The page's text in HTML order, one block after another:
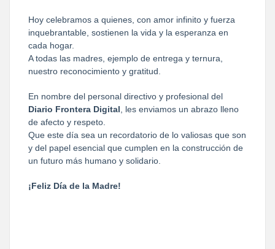
Hoy celebramos a quienes, con amor infinito y fuerza
inquebrantable, sostienen la vida y la esperanza en
cada hogar.
A todas las madres, ejemplo de entrega y ternura,
nuestro reconocimiento y gratitud.
Diario Frontera Digital , les enviamos un abrazo lleno
de afecto y respeto.
Que este día sea un recordatorio de lo valiosas que son
y del papel esencial que cumplen en la construcción de
un futuro más humano y solidario.
¡Feliz Día de la Madre!